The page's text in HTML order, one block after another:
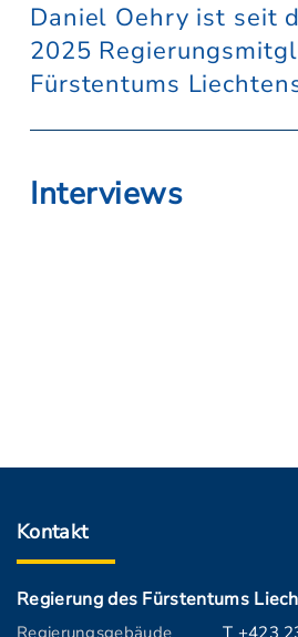
Daniel Oehry ist seit
2025
Fürstentums
Interviews
Kontakt
Regierung des Fürstentums
Regierungsgebäude T +423